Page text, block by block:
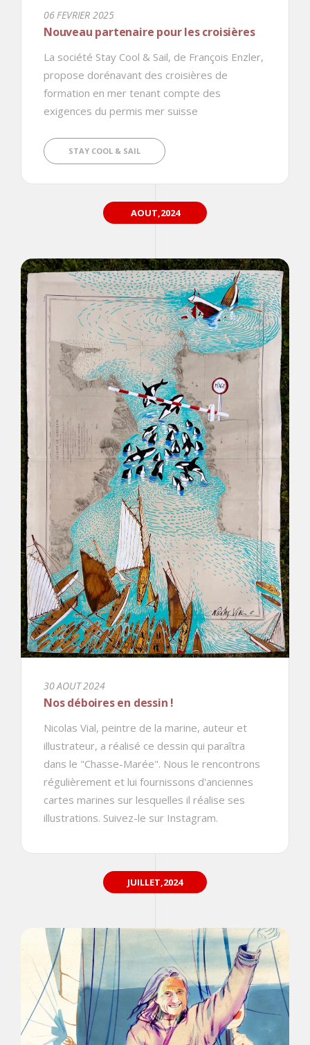
06 FEVRIER 2025
Nouveau partenaire pour les croisières
La société Stay Cool & Sail, de François Enzler,
propose dorénavant des croisières de
formation en mer tenant compte des
exigences du permis mer suisse
STAY COOL & SAIL
AOUT,2024
30 AOUT 2024
Nos déboires en dessin !
Nicolas Vial, peintre de la marine, auteur et
illustrateur, a réalisé ce dessin qui paraîtra
dans le "Chasse-Marée". Nous le rencontrons
régulièrement et lui fournissons d'anciennes
cartes marines sur lesquelles il réalise ses
illustrations. Suivez-le sur Instagram.
JUILLET,2024